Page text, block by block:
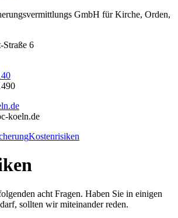
GmbH für Kirche, Orden,
Straße 6
koeln.de
Kostenrisiken
acht Fragen. Haben Sie in einigen
sollten wir miteinander reden.